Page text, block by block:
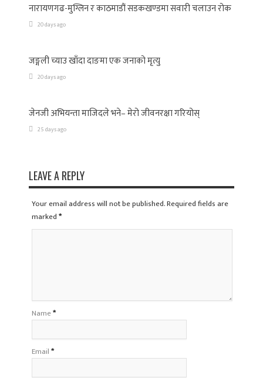
नारायणगढ-मुग्लिन र काठमाडौं सडकखण्डमा सवारी चलाउन रोक
20 days ago
जङ्गली च्याउ खाँदा दाङमा एक जनाको मृत्यु
20 days ago
जेनजी अभियन्ता माजिदले भने– मेरो जीवनरक्षा गरियोस्
25 days ago
LEAVE A REPLY
Your email address will not be published. Required fields are
marked*
Name*
Email*